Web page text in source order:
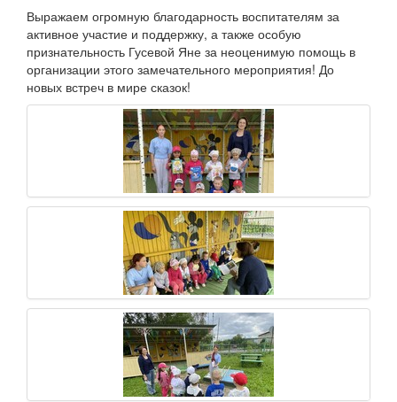
Выражаем огромную благодарность воспитателям за
активное участие и поддержку, а также особую
признательность Гусевой Яне за неоценимую помощь в
организации этого замечательного мероприятия! До
новых встреч в мире сказок!